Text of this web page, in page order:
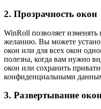
2. Прозрачность окон
WinRoll позволяет
желанию. Вы можете
окон или для всех окон
полезна, когда вам нужно
окон или сохранить
конфиденциальными
3. Развертывание